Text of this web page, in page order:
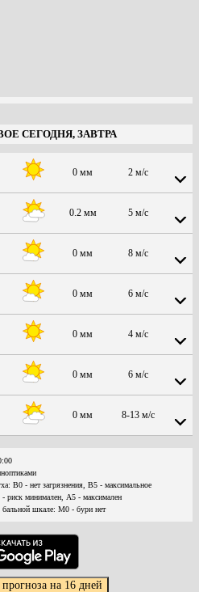
СЕГОДНЯ, ЗАВТРА
0 мм 2 м/с
0.2 мм 5 м/с
0 мм 8 м/с
0 мм 6 м/с
0 мм 4 м/с
0 мм 6 м/с
0 мм 8-13 м/с
В0 - нет загрязнения, В5 - максимальное
риск минимален, А5 - максимален
шкале: М0 - бури нет